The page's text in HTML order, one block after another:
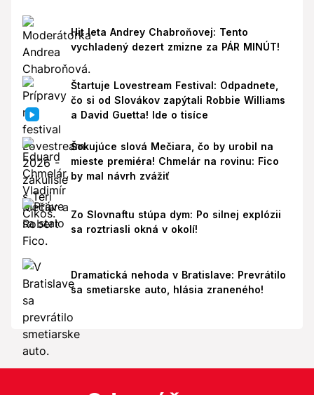
Hit leta Andrey Chabroňovej: Tento
vychladený dezert zmizne za PÁR MINÚT!
Štartuje Lovestream Festival: Odpadnete,
čo si od Slovákov zapýtali Robbie Williams
a David Guetta! Ide o tisíce
Šokujúce slová Mečiara, čo by urobil na
mieste premiéra! Chmelár na rovinu: Fico
by mal návrh zvážiť
Zo Slovnaftu stúpa dym: Po silnej explózii
sa roztriasli okná v okolí!
Dramatická nehoda v Bratislave: Prevrátilo
sa smetiarske auto, hlásia zraneného!